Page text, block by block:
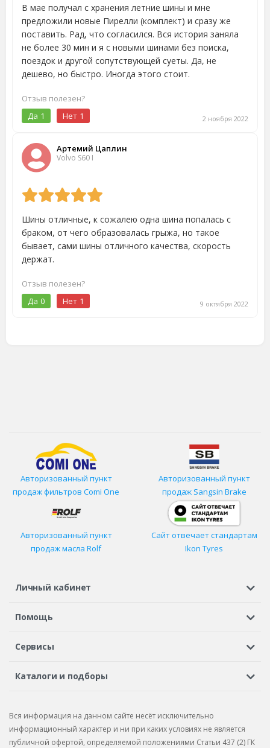
2 ноября 2022
В мае получал с хранения летние шины и мне
предложили новые Пирелли (комплект) и сразу же
поставить. Рад, что согласился. Вся история заняла
не более 30 мин и я с новыми шинами без поиска,
поездок и другой сопутствующей суеты. Да, не
дешево, но быстро. Иногда этого стоит.
Отзыв полезен?
Да 1 Нет 1
Артемий Цаплин
Volvo S60 I
9 октября 2022
Шины отличные, к сожалею одна шина попалась с
браком, от чего образовалась грыжа, но такое
бывает, сами шины отличного качества, скорость
держат.
Отзыв полезен?
Да 0 Нет 1
Авторизованный пункт
продаж фильтров Comi One
Авторизованный пункт
продаж Sangsin Brake
Авторизованный пункт
продаж масла Rolf
Сайт отвечает стандартам
Ikon Tyres
Личный кабинет
Регистрация или вход
Помощь
Шины в кредит
Сервисы
Автосервисы
Бонусная программа
Рекламации по услугам
Каталоги и подборы
Подбор запчастей
Каталог запчастей
Вся информация на данном сайте несёт исключительно
информационный характер и ни при каких условиях не является
публичной офертой, определяемой положениями Статьи 437 (2) ГК